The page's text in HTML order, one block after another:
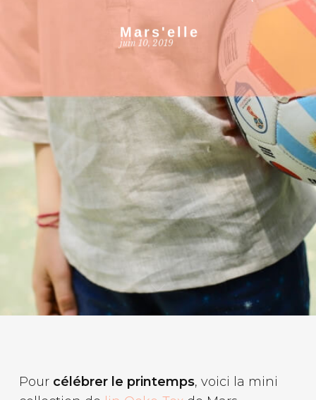
Mars'elle
juin 10, 2019
Pour célébrer le printemps, voici la mini